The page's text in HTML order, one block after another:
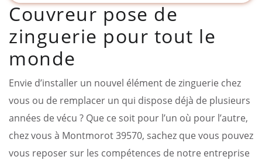
Couvreur pose de
zinguerie pour tout le
monde
Envie d’installer un nouvel élément de zinguerie chez
vous ou de remplacer un qui dispose déjà de plusieurs
années de vécu ? Que ce soit pour l’un où pour l’autre,
chez vous à Montmorot 39570, sachez que vous pouvez
vous reposer sur les compétences de notre entreprise